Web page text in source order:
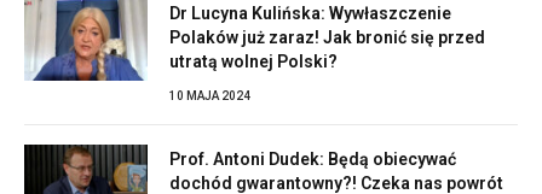
Dr Lucyna Kulińska: Wywłaszczenie
Polaków już zaraz! Jak bronić się przed
utratą wolnej Polski?
10 MAJA 2024
Prof. Antoni Dudek: Będą obiecywać
dochód gwarantowny?! Czeka nas powrót